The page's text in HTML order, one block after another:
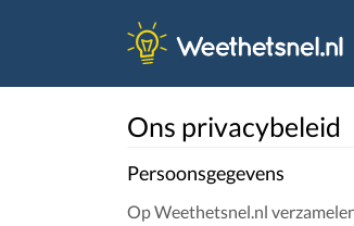
Ons privacybeleid
Persoonsgegevens
Op Weethetsnel.nl